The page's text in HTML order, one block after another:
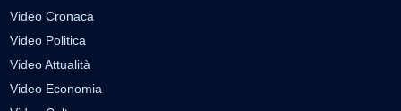
Video Cronaca
Video Politica
Video Attualità
Video Economia